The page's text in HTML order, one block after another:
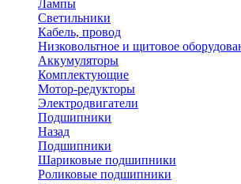
Лампы
Светильники
Кабель, провод
Низковольтное и щитовое
Аккумуляторы
Комплектующие
Мотор-редукторы
Электродвигатели
Подшипники
Назад
Подшипники
Шариковые подшипники
Роликовые подшипники